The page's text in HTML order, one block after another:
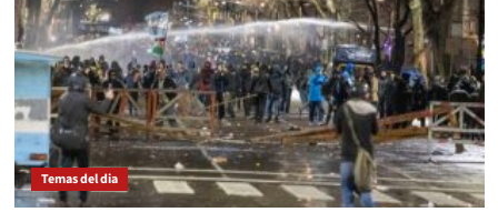
Temas del dia